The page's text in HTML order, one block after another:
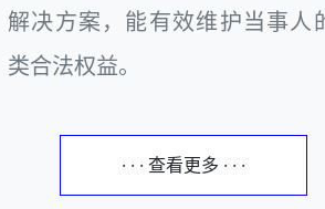
解决方案，能有效维护当事人
类合法权益。
· · · 查看更多 · · ·